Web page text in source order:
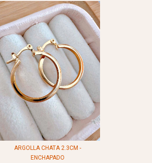
ARGOLLA CHATA 2.3CM -
ENCHAPADO